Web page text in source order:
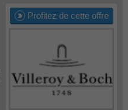
Profitez de cette offre